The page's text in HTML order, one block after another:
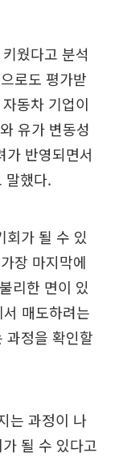
웠다고 분석
로도 평가받
동차 기업이
유가 변동성
반영되면서
말했다.
회가 될 수 있
장 마지막에
리한 면이 있
매도하려는
과정을 확인할
는 과정이 나
될 수 있다고